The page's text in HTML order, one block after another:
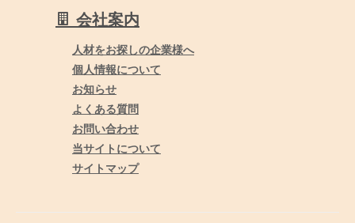
会社案内
人材をお探しの企業様へ
個人情報について
お知らせ
よくある質問
お問い合わせ
当サイトについて
サイトマップ